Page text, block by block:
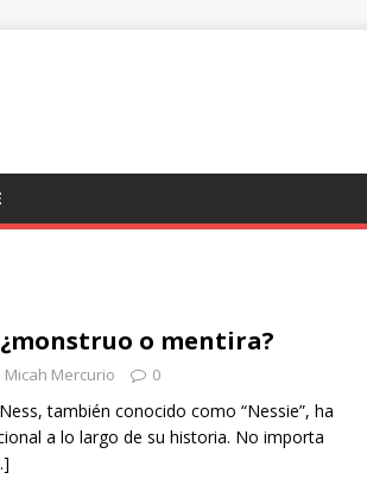
o mentira?
Micah Mercurio 0
también conocido como “Nessie”, ha
a lo largo de su historia. No importa